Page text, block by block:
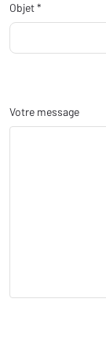
Objet *
Votre message